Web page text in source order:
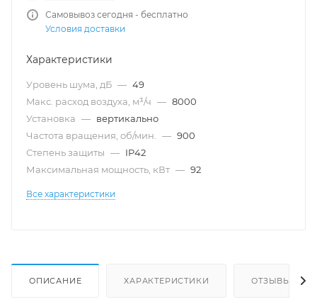
Самовывоз сегодня - бесплатно
Условия доставки
Характеристики
Уровень шума, дБ — 49
Maкс. расход воздуха, м³/ч — 8000
Установка — вертикально
Частота вращения, об/мин.
— 900
Степень защиты — IP42
Максимальная мощность, кВт — 92
Все характеристики
ОПИСАНИЕ ХАРАКТЕРИСТИКИ ОТЗЫВЫ